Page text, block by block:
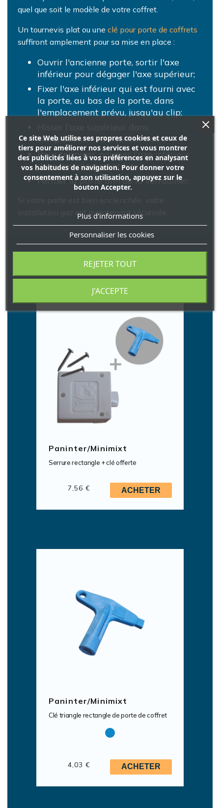
quel que soit le modèle de votre coffret.
Un tournevis plat ou une clé pour porte de coffrets
suffiront amplement pour sa mise en place :
Ouvrir l'ancienne porte, sortir l'axe
inférieur pour dégager l'axe supérieur;
Fixer l'axe inférieur qui est fourni avec
la porte, au bas de la porte, dans
l'emplacement prévu, jusqu'au clip;
Hisser l'axe supérieur dans
l'emplacement du coffret haut;
Pour terminer, pousser l'axe inférieur
dans l'emplacement bas;
Fermer la porte afin de la verrouiller.
Si votre porte est bien enclenchée, votre
installation gaz est maintenant sécurisée.
Vous aimerez aussi
Paninter/Minimixt
Serrure rectangle + clé offerte
7,56 € ACHETER
Paninter/Minimixt
Clé triangle rectangle de porte de coffret
4,03 € ACHETER
Ce site Web utilise ses propres cookies et ceux de
tiers pour améliorer nos services et vous montrer
des publicités liées à vos préférences en analysant
vos habitudes de navigation. Pour donner votre
consentement à son utilisation, appuyez sur le
bouton Accepter.
Plus d'informations
Personnaliser les cookies
REJETER TOUT
J'ACCEPTE